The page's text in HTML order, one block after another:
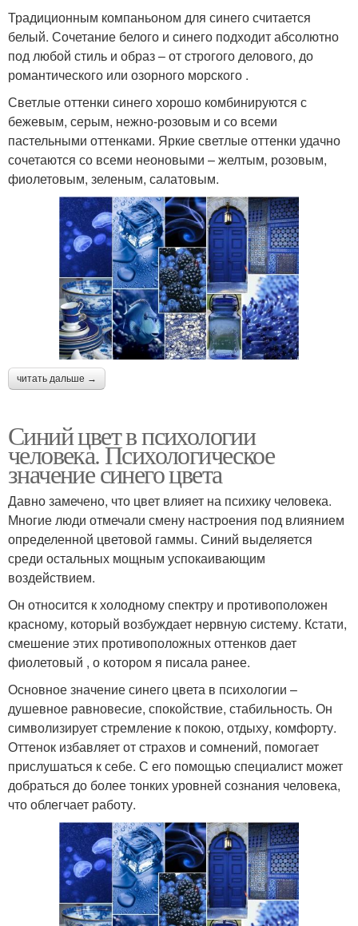
Традиционным компаньоном для синего считается
белый. Сочетание белого и синего подходит абсолютно
под любой стиль и образ – от строгого делового, до
романтического или озорного морского .
Светлые оттенки синего хорошо комбинируются с
бежевым, серым, нежно-розовым и со всеми
пастельными оттенками. Яркие светлые оттенки удачно
сочетаются со всеми неоновыми – желтым, розовым,
фиолетовым, зеленым, салатовым.
читать дальше →
Синий цвет в психологии
человека. Психологическое
значение синего цвета
Давно замечено, что цвет влияет на психику человека.
Многие люди отмечали смену настроения под влиянием
определенной цветовой гаммы. Синий выделяется
среди остальных мощным успокаивающим
воздействием.
Он относится к холодному спектру и противоположен
красному, который возбуждает нервную систему. Кстати,
смешение этих противоположных оттенков дает
фиолетовый , о котором я писала ранее.
Основное значение синего цвета в психологии –
душевное равновесие, спокойствие, стабильность. Он
символизирует стремление к покою, отдыху, комфорту.
Оттенок избавляет от страхов и сомнений, помогает
прислушаться к себе. С его помощью специалист может
добраться до более тонких уровней сознания человека,
что облегчает работу.